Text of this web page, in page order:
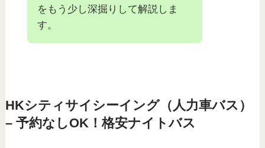
をもう少し深掘りして解説しま
す。
HKシティサイシーイング（人力車バス）
– 予約なしOK！格安ナイトバス